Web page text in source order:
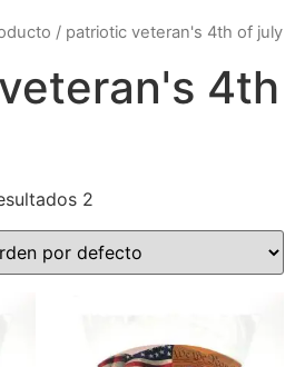
/ patriotic veteran's 4th of july
4th
2